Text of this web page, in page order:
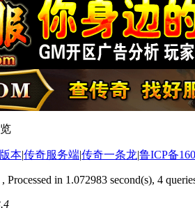
本|传奇服务端|传奇一条龙|鲁ICP备
, Processed in 1.072983 second(s), 4